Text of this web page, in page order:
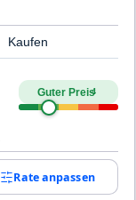
Kaufen
Guter Preis4
Rate anpassen